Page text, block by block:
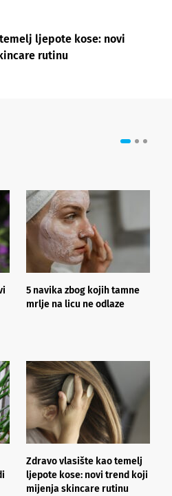
ljepote kose: novi
rutinu
5 navika zbog kojih tamne
mrlje na licu ne odlaze
Zdravo vlasište kao temelj
ljepote kose: novi trend koji
mijenja skincare rutinu